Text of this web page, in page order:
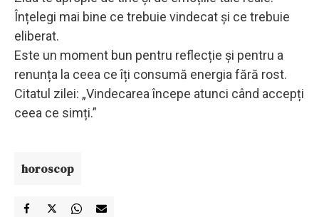
Înțelegi mai bine ce trebuie vindecat și ce trebuie
eliberat.
Este un moment bun pentru reflecție și pentru a
renunța la ceea ce îți consumă energia fără rost.
Citatul zilei: „Vindecarea începe atunci când accepți
ceea ce simți.”
horoscop